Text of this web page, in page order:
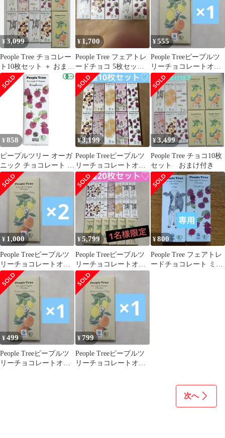
¥3,099
People Tree チョコレー
ト10枚セット ＋ おまけ
付き
¥ 1,700
People Tree フェアトレ
ードチョコ 5枚セッ
ト e
¥555
People Treeピープルツ
リーチョコレートオー
ガニック オレンジ＆
レモン
¥ 858
ピープルツリー オーガ
ニック チョコレート ラ
ズベリー 50g
¥3,199
People Treeピープルツ
リーチョコレートオー
ガニック 5種10枚セッ
ト
¥3,499
People Tree チョコ10枚
セット おまけ付き
¥ 1,000
People Treeピープルツ
リーチョコレートオー
ガニック オレンジ＆
レモン2
¥5,799
People Treeピープルツ
リーチョコレートオー
ガニック 7種20枚セッ
ト
¥800
People Tree フェアトレ
ードチョコレート ミル
¥499
People Treeピープルツ
リーチョコレートオー
¥799
People Treeピープルツ
リーチョコレートオー
次へ